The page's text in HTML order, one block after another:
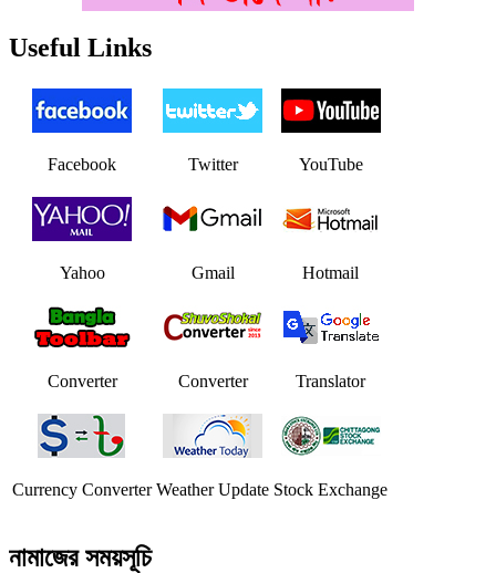
Useful Links
Facebook Twitter YouTube
Yahoo Gmail Hotmail
Converter Converter Translator
Currency Converter Weather Update Stock Exchange
নামাজের সময়সূচি